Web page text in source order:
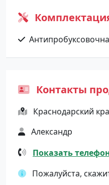
Контакты
Краснодарский
Александр
Показать
Пожалуйста,